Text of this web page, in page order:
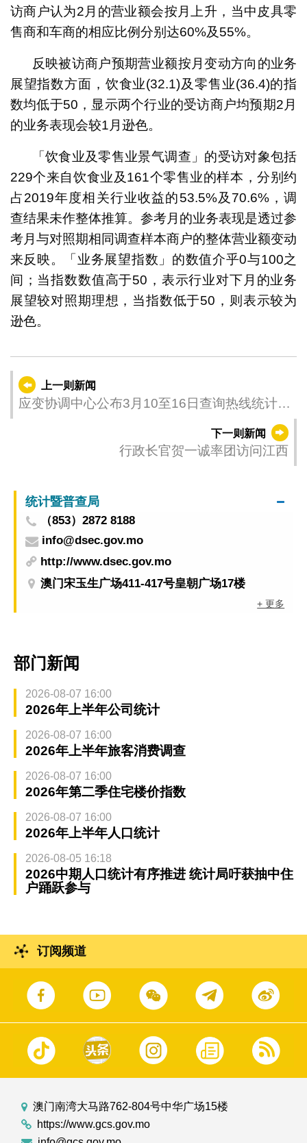
访商户认为2月的营业额会按月上升，当中皮具零
售商和车商的相应比例分别达60%及55%。
反映被访商户预期营业额按月变动方向的业务
展望指数方面，饮食业(32.1)及零售业(36.4)的指
数均低于50，显示两个行业的受访商户均预期2月
的业务表现会较1月逊色。
「饮食业及零售业景气调查」的受访对象包括
229个来自饮食业及161个零售业的样本，分别约
占2019年度相关行业收益的53.5%及70.6%，调
查结果未作整体推算。参考月的业务表现是透过参
考月与对照期相同调查样本商户的整体营业额变动
来反映。「业务展望指数」的数值介乎0与100之
间；当指数数值高于50，表示行业对下月的业务
展望较对照期理想，当指数低于50，则表示较为
逊色。
上一则新闻
应变协调中心公布3月10至16日查询热线统计数
下一则新闻
行政长官贺一诚率团访问江西
统计暨普查局
（853）2872 8188
info@dsec.gov.mo
http://www.dsec.gov.mo
澳门宋玉生广场411-417号皇朝广场17楼
+ 更多
部门新闻
2026-08-07 16:00
2026年上半年公司统计
2026-08-07 16:00
2026年上半年旅客消费调查
2026-08-07 16:00
2026年第二季住宅楼价指数
2026-08-07 16:00
2026年上半年人口统计
2026-08-05 16:18
2026中期人口统计有序推进 统计局吁获抽中住
户踊跃参与
订阅频道
澳门南湾大马路762-804号中华广场15楼
https://www.gcs.gov.mo